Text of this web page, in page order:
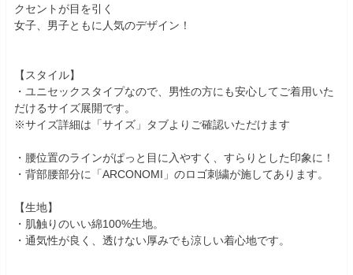
クセントが目を引く
女子、男子ともに人気のデザイン！
【スタイル】
・ユニセックスタイプなので、男性の方にも安心してご着用いた
だけるサイズ展開です。
※サイズ詳細は「サイズ」タブよりご確認いただけます
・腰位置のラインがぱっと目に入やすく、すらりとした印象に！
・背部腰部分に「ARCONOMI」のロゴ刺繍が施してあります。
【生地】
・肌触りのいい綿100%生地。
・通気性が良く、透けない厚みでも涼しい着心地です。